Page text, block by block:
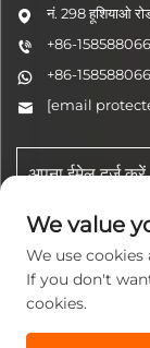
नं. 298 हूशियाओ
+86-
+86-
[email
We value
We use
If you don't
cookies.